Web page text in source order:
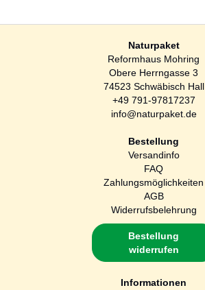
Naturpaket
Reformhaus Mohring
Obere Herrngasse 3
74523 Schwäbisch Hall
+49 791-97817237
info@naturpaket.de
Bestellung
Versandinfo
FAQ
Zahlungsmöglichkeiten
AGB
Widerrufsbelehrung
Bestellung
widerrufen
Informationen